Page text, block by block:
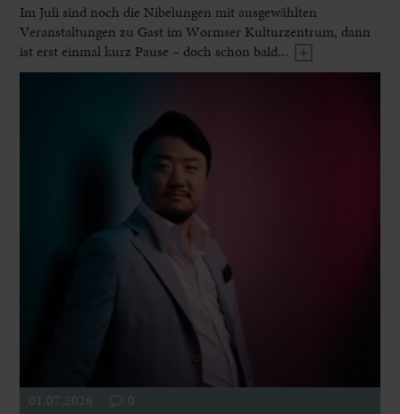
Im Juli sind noch die Nibelungen mit ausgewählten
Veranstaltungen zu Gast im Wormser Kulturzentrum, dann
ist erst einmal kurz Pause – doch schon bald...
01.07.2026 0